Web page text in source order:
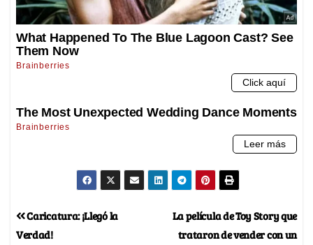
La película de Toy Story que
trataron de vender con un
Caricatura: ¡Llegó la
Verdad!